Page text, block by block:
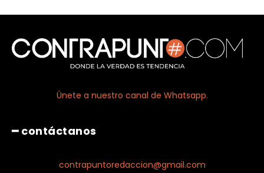
Únete a nuestro canal de Whatsapp.
━ contáctanos
contrapuntoredaccion@gmail.com